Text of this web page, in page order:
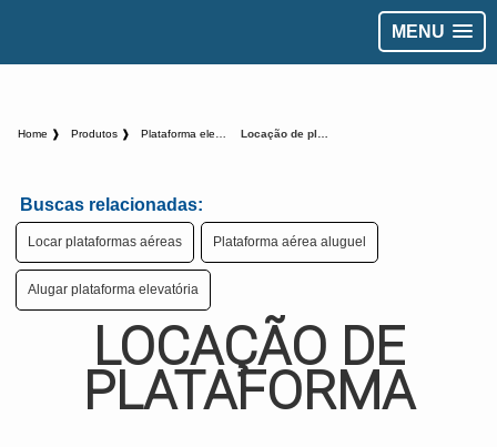
MENU
Home ❱ Produtos ❱
Buscas relacionadas:
Locar plataformas aéreas Plataforma aérea aluguel
Alugar plataforma elevatória
LOCAÇÃO DE
PLATAFORMA